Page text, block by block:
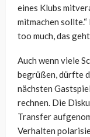
eines Klubs
mitmachen
too much, das
Auch wenn viele
begrüßen, dürfte
nächsten
rechnen. Die
Transfer
Verhalten